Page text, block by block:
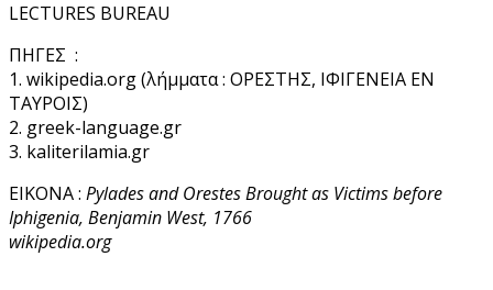
LECTURES BUREAU
ΠΗΓΕΣ :
1. wikipedia.org (λήμματα : ΟΡΕΣΤΗΣ, ΙΦΙΓΕΝΕΙΑ ΕΝ
ΤΑΥΡΟΙΣ)
2. greek-language.gr
3. kaliterilamia.gr
EIKONA : Pylades and Orestes Brought as Victims before
Iphigenia, Benjamin West, 1766
wikipedia.org